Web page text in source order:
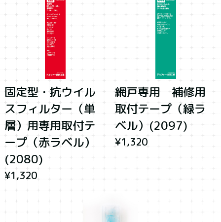
固定型・抗ウイル
スフィルター（単
層）用専用取付テ
ープ（赤ラベル）
(2080)
¥1,320
網戸専用 補修用
取付テープ（緑ラ
ベル）(2097)
¥1,320